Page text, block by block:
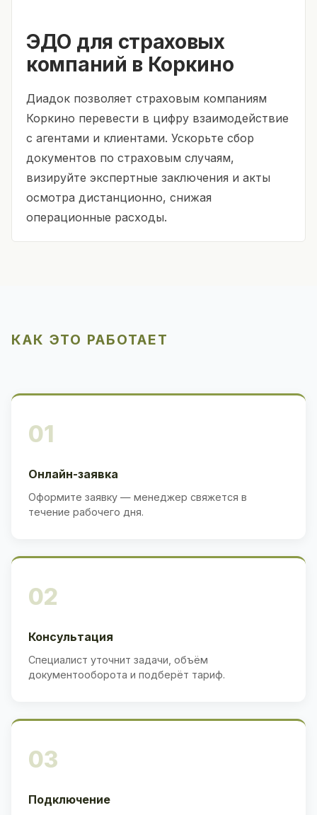
ЭДО для страховых
компаний в Коркино
Диадок позволяет страховым компаниям
Коркино перевести в цифру взаимодействие
с агентами и клиентами. Ускорьте сбор
документов по страховым случаям,
визируйте экспертные заключения и акты
осмотра дистанционно, снижая
операционные расходы.
КАК ЭТО РАБОТАЕТ
01
Онлайн-заявка
Оформите заявку — менеджер свяжется в
течение рабочего дня.
02
Консультация
Специалист уточнит задачи, объём
документооборота и подберёт тариф.
03
Подключение